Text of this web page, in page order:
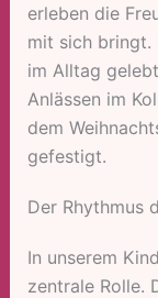
erleben die
mit sich bringt.
im Alltag
Anlässen im
dem
gefestigt.
Der Rhythmus
In unserem
zentrale Rolle.